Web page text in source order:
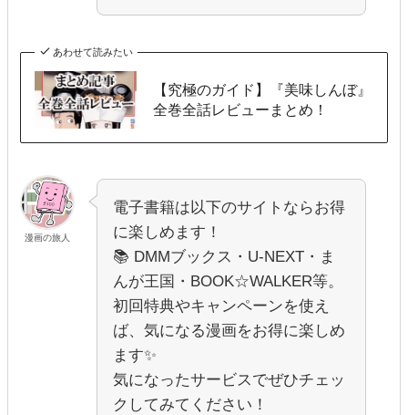
あわせて読みたい
【究極のガイド】『美味しんぼ』
全巻全話レビューまとめ！
漫画の旅人
電子書籍は以下のサイトならお得
に楽しめます！
📚 DMMブックス・U-NEXT・ま
んが王国・BOOK☆WALKER等。
初回特典やキャンペーンを使え
ば、気になる漫画をお得に楽しめ
ます✨
気になったサービスでぜひチェッ
クしてみてください！